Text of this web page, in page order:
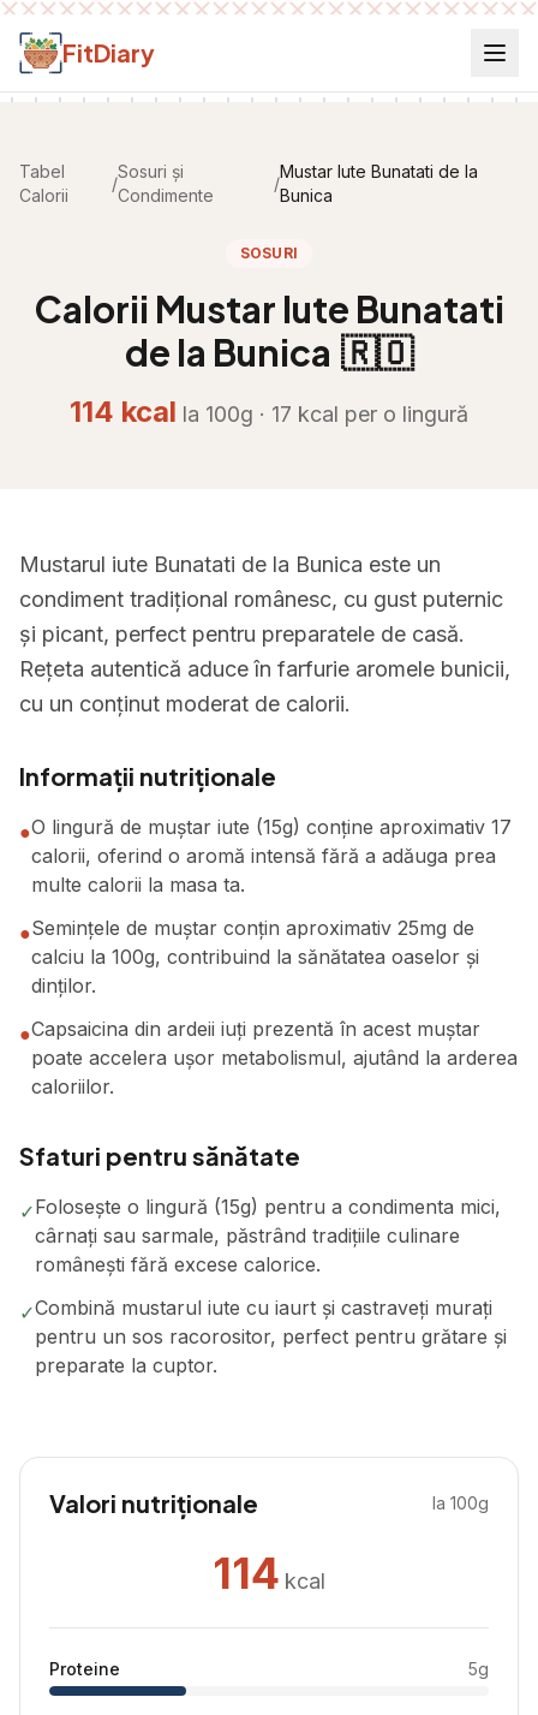
Salt la conținut
FitDiary
Tabel
Calorii
/
Sosuri și
Condimente
/
Mustar Iute Bunatati de la
Bunica
SOSURI
Calorii Mustar Iute Bunatati
de la Bunica 🇷🇴
114 kcal la 100g · 17 kcal per o lingură
Mustarul iute Bunatati de la Bunica este un
condiment tradițional românesc, cu gust puternic
și picant, perfect pentru preparatele de casă.
Rețeta autentică aduce în farfurie aromele bunicii,
cu un conținut moderat de calorii.
Informații nutriționale
●O lingură de muștar iute (15g) conține aproximativ 17
calorii, oferind o aromă intensă fără a adăuga prea
multe calorii la masa ta.
●Semințele de muștar conțin aproximativ 25mg de
calciu la 100g, contribuind la sănătatea oaselor și
dinților.
●Capsaicina din ardeii iuți prezentă în acest muștar
poate accelera ușor metabolismul, ajutând la arderea
caloriilor.
Sfaturi pentru sănătate
✓Folosește o lingură (15g) pentru a condimenta mici,
cârnați sau sarmale, păstrând tradițiile culinare
românești fără excese calorice.
✓Combină mustarul iute cu iaurt și castraveți murați
pentru un sos racorositor, perfect pentru grătare și
preparate la cuptor.
Valori nutriționale la 100g
114 kcal
Proteine 5g